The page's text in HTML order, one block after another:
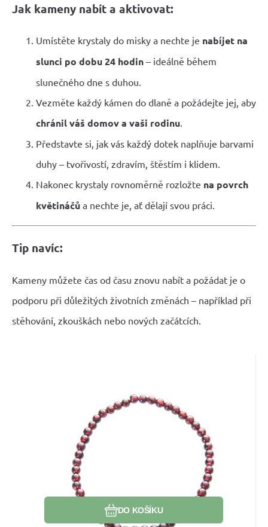
Jak kameny nabít a aktivovat:
Umístěte krystaly do misky a nechte je nabíjet na
slunci po dobu 24 hodin – ideálně během
slunečného dne s duhou.
Vezměte každý kámen do dlaně a požádejte jej, aby
chránil váš domov a vaši rodinu.
Představte si, jak vás každý dotek naplňuje barvami
duhy – tvořivostí, zdravím, štěstím i klidem.
Nakonec krystaly rovnoměrně rozložte na povrch
květináčů a nechte je, ať dělají svou práci.
Tip navíc:
Kameny můžete čas od času znovu nabít a požádat je o
podporu při důležitých životních změnách – například při
stěhování, zkouškách nebo nových začátcích.
Granát náramek elastický přírodní
kámen, kulička 4 mm / 19 cm,
kámen ohně, lásky
159Kč
DO KOŠÍKU
Granát posiluje sebevědomí a vnitřní sílu.
Pomáhá překonat strach a uspět.